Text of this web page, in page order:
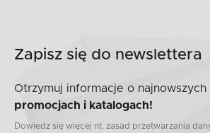
Zapisz się do newslettera
Otrzymuj informacje o najnowszych
promocjach i katalogach!
Dowiedz się więcej nt. zasad przetwarzania